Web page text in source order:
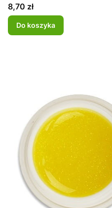
Cena
8,70 zł
Do koszyka